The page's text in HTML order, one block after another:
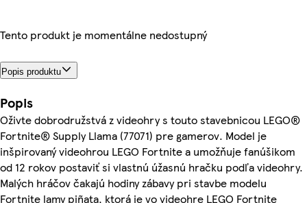
Tento produkt je momentálne nedostupný
Popis produktu
Popis
Oživte dobrodružstvá z videohry s touto stavebnicou LEGO®
Fortnite® Supply Llama (77071) pre gamerov. Model je
inšpirovaný videohrou LEGO Fortnite a umožňuje fanúšikom
od 12 rokov postaviť si vlastnú úžasnú hračku podľa videohry.
Malých hráčov čakajú hodiny zábavy pri stavbe modelu
Fortnite lamy piñata, ktorá je vo videohre LEGO Fortnite